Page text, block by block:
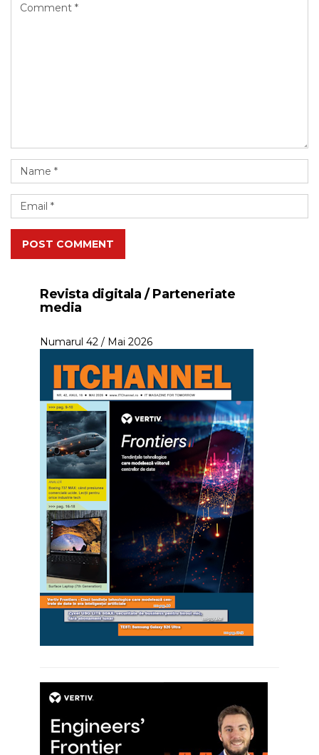
POST COMMENT
Revista digitala / Parteneriate
media
Numarul 42 / Mai 2026